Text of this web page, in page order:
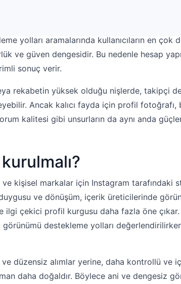
yolları aramalarında kullanıcıların en çok
ve güven dengesidir. Bu nedenle hesap
sonuç verir.
rekabetin yüksek olduğu nişlerde, takipçi
Ancak kalıcı fayda için profil fotoğrafı,
kalitesi gibi unsurların da aynı anda
kişisel markalar için Instagram tarafındaki
ve dönüşüm, içerik üreticilerinde
ilgi çekici profil kurgusu daha fazla öne çıkar.
destekleme yolları
ve düzensiz alımlar yerine, daha kontrollü ve
daha doğaldır. Böylece ani ve dengesiz